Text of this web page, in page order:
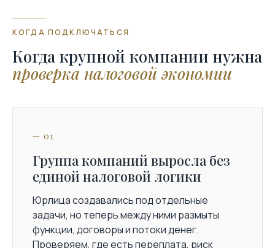
КОГДА ПОДКЛЮЧАТЬСЯ
Когда крупной компании нужна
проверка налоговой экономии
— 01
Группа компаний выросла без
единой налоговой логики
Юрлица создавались под отдельные
задачи, но теперь между ними размыты
функции, договоры и потоки денег.
Проверяем, где есть переплата, риск